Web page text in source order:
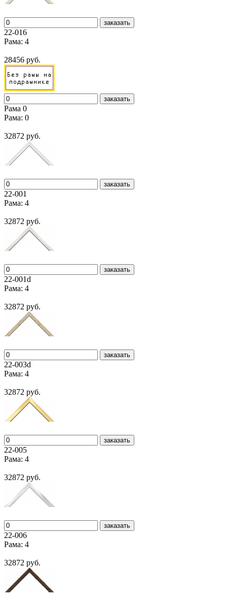
заказать
22-016
Рама: 4
28456 руб.
заказать
Рама 0
Рама: 0
32872 руб.
заказать
22-001
Рама: 4
32872 руб.
заказать
22-001d
Рама: 4
32872 руб.
заказать
22-003d
Рама: 4
32872 руб.
заказать
22-005
Рама: 4
32872 руб.
заказать
22-006
Рама: 4
32872 руб.